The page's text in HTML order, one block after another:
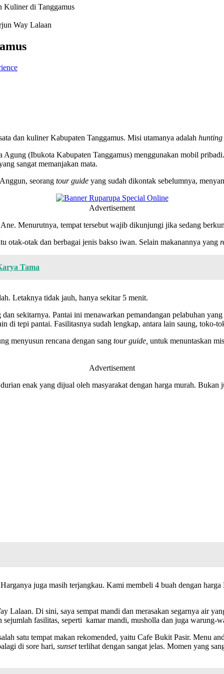
Kuliner di Tanggamus
dan kuliner Kabupaten Tanggamus. Misi utamanya adalah hunting
(Ibukota Kabupaten Tanggamus) menggunakan mobil
sangat memanjakan mata.
seorang tour guide yang sudah dikontak sebelumnya,
Advertisement
Menurutnya, tempat tersebut wajib dikunjungi jika sedang
otak-otak dan berbagai jenis bakso iwan. Selain makanannya yang
Tama
Letaknya tidak jauh, hanya sekitar 5 menit.
sekitarnya. Pantai ini menawarkan pemandangan pelabuhan
di tepi pantai. Fasilitasnya sudah lengkap, antara lain saung, toko-
menyusun rencana dengan sang tour guide, untuk menuntaskan
Advertisement
enak yang dijual oleh masyarakat dengan harga murah. Bukan
juga masih terjangkau. Kami membeli 4 buah dengan
Lalaan. Di sini, saya sempat mandi dan merasakan segarnya air
fasilitas, seperti kamar mandi, musholla dan juga warung-
satu tempat makan rekomended, yaitu Cafe Bukit Pasir. Menu
di sore hari, sunsetterlihat dengan sangat jelas. Momen yang